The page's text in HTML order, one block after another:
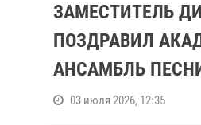
ЗАМЕСТИТЕЛЬ
ПОЗДРАВИЛ
АНСАМБЛЬ
03 июля 2026, 12:35